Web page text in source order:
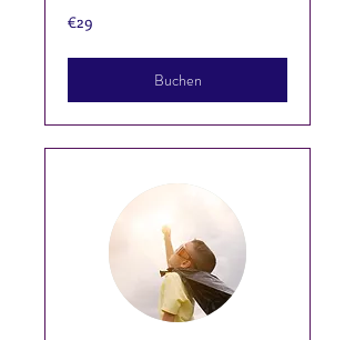
29
euros
€29
Buchen